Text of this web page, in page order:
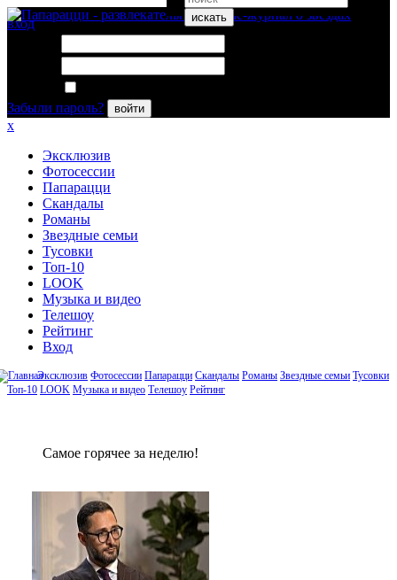
искать
вход
Забыли пароль?
войти
x
Эксклюзив
Фотосессии
Папарацци
Скандалы
Романы
Звездные семьи
Тусовки
Топ-10
LOOK
Музыка и видео
Телешоу
Рейтинг
Вход
Эксклюзив Фотосессии Папарацци Скандалы Романы Звездные семьи Тусовки
Топ-10 LOOK Музыка и видео Телешоу Рейтинг
Сaмое гoрячее за неделю!